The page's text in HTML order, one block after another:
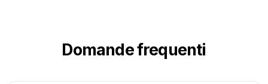
Domande frequenti